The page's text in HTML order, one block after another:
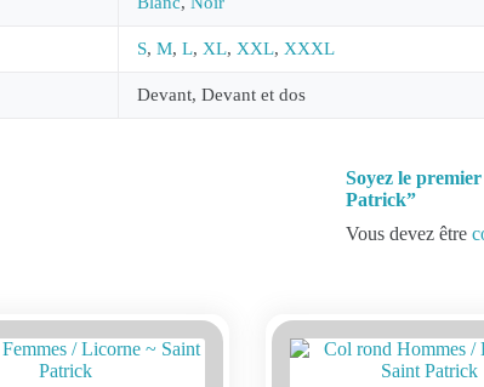
S, M, L, XL, XXL, XXXL
Devant, Devant et dos
Soyez le
Patrick”
Vous devez être